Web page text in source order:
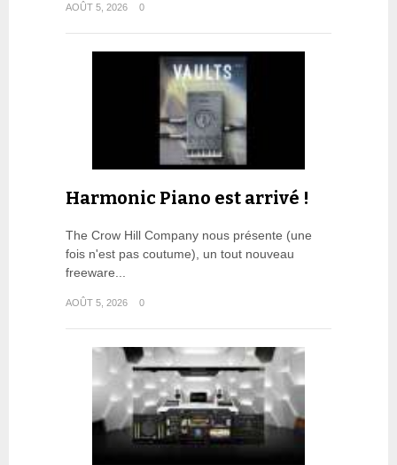
AOÛT 5, 2026 0
Harmonic Piano est arrivé !
The Crow Hill Company nous présente (une
fois n'est pas coutume), un tout nouveau
freeware...
AOÛT 5, 2026 0